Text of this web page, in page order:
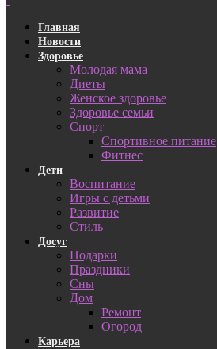
Главная
Новости
Здоровье
Молодая мама
Диеты
Женское здоровье
Здоровье семьи
Спорт
Спортивное питание
Фитнес
Дети
Воспитание
Игры с детьми
Развитие
Стиль
Досуг
Подарки
Праздники
Сны
Дом
Ремонт
Огород
Карьера